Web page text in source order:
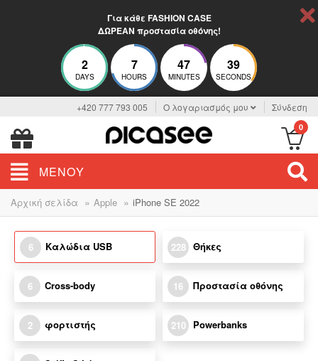
Για κάθε FASHION CASE
ΔΩΡΕΑΝ προστασία οθόνης!
2
DAYS
7
HOURS
47
MINUTES
38
SECONDS
+420 777 793 005 Ο λογαριασμός μου Σύνδεση
0
ΜΕΝΟΎ
Αρχική σελίδα » Apple » iPhone SE 2022
6 Καλώδια USB 228 Θήκες
6 Cross-body 16 Προστασία οθόνης
2 φορτιστής 210 Powerbanks